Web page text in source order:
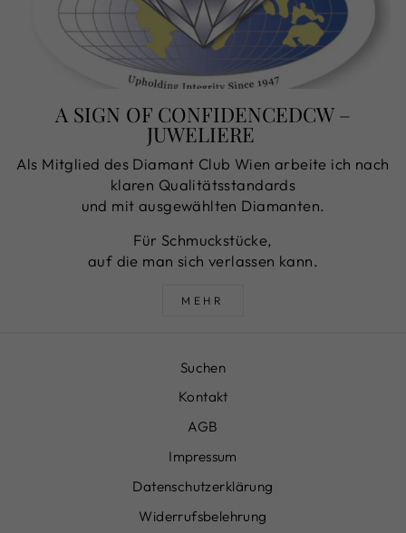
A SIGN OF CONFIDENCEDCW –
JUWELIERE
Als Mitglied des Diamant Club Wien arbeite ich nach
klaren Qualitätsstandards
und mit ausgewählten Diamanten.
Für Schmuckstücke,
auf die man sich verlassen kann.
MEHR
Suchen
Kontakt
AGB
Impressum
Datenschutzerklärung
Widerrufsbelehrung